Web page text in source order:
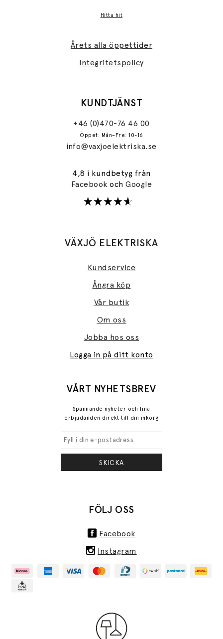
Hitta hit
Årets alla öppettider
Integritetspolicy
KUNDTJÄNST
+46 (0)470-76 46 00
Öppet: Mån–Fre: 10-16
info@vaxjoelektriska.se
4,8 i kundbetyg från
FacebookochGoogle
VÄXJÖ ELEKTRISKA
Kundservice
Ångra köp
Vår butik
Om oss
Jobba hos oss
Logga in på ditt konto
VÅRT NYHETSBREV
Spännande nyheter och fina
erbjudanden direkt till din inkorg
SKICKA
FÖLJ OSS
Facebook
Instagram